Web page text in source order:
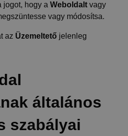
jogot, hogy aWeboldalt vagy
vagy módosítsa.
az Üzemeltető jelenleg
általános
szabályai